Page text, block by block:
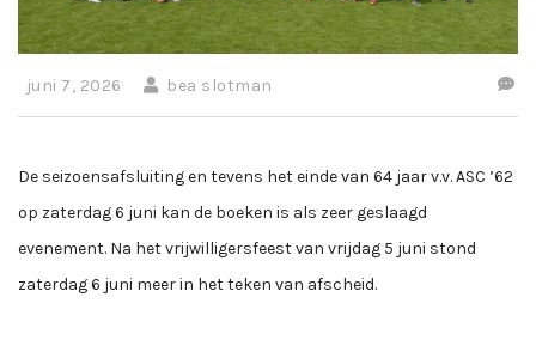
juni 7, 2026 bea slotman
De seizoensafsluiting en tevens het einde van 64 jaar v.v. ASC ’62
op zaterdag 6 juni kan de boeken is als zeer geslaagd
evenement. Na het vrijwilligersfeest van vrijdag 5 juni stond
zaterdag 6 juni meer in het teken van afscheid.